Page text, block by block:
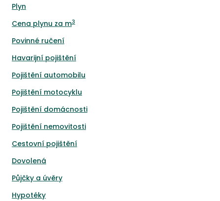
Plyn
Cena plynu za m3
Povinné ručení
Havarijní pojištění
Pojištění automobilu
Pojištění motocyklu
Pojištění domácnosti
Pojištění nemovitosti
Cestovní pojištění
Dovolená
Půjčky a úvěry
Hypotéky